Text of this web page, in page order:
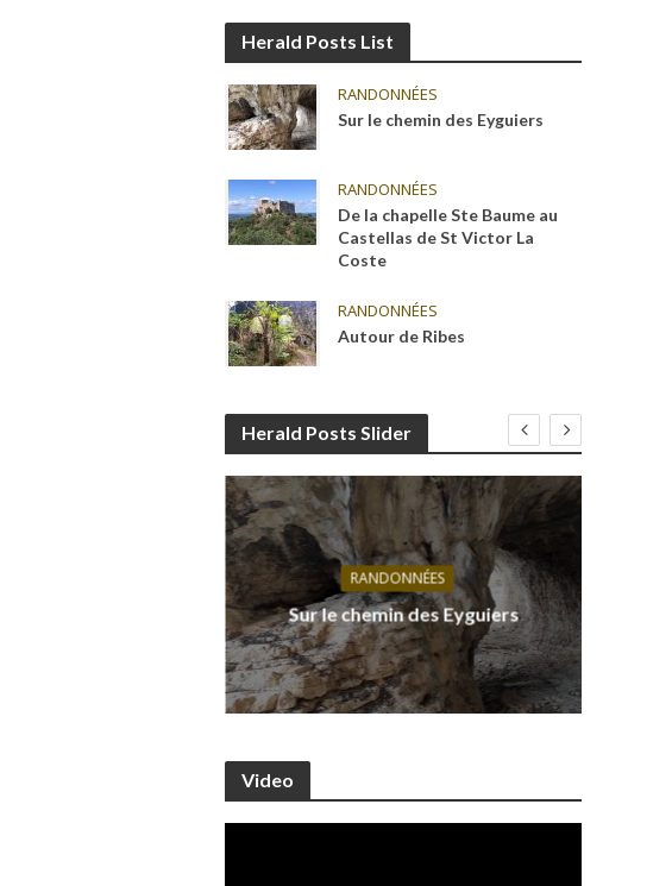
Herald Posts List
RANDONNÉES
Sur le chemin des Eyguiers
RANDONNÉES
De la chapelle Ste Baume au
Castellas de St Victor La
Coste
RANDONNÉES
Autour de Ribes
Herald Posts Slider
RANDONNÉES
Sur le chemin des Eyguiers
Video